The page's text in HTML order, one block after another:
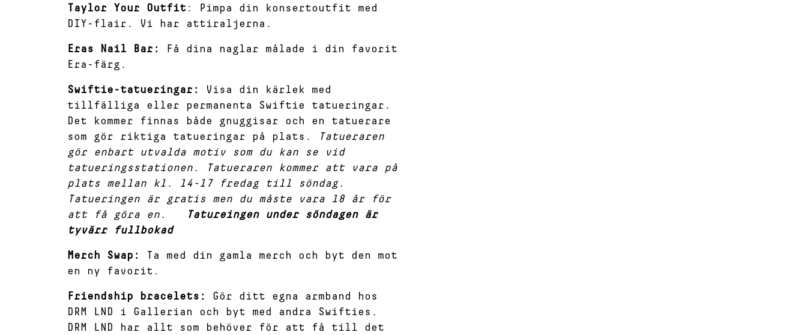
Taylor Your Outfit : Pimpa din konsertoutfit med
DIY-flair. Vi har attiraljerna.
Eras Nail Bar:
Få dina naglar målade i din favorit
Era-färg.
Swiftie-tatueringar:
Visa din kärlek med
tillfälliga eller permanenta Swiftie tatueringar.
Det kommer finnas både gnuggisar och en tatuerare
som gör riktiga tatueringar på plats.
Tatueraren
gör enbart utvalda motiv som du kan se vid
tatueringsstationen. Tatueraren kommer att vara på
plats mellan kl. 14-17 fredag till söndag.
Tatueringen är gratis men du måste vara 18 år för
att få göra en.
Tatureingen under söndagen är
tyvärr fullbokad
Merch Swap:
Ta med din gamla merch och byt den mot
en ny favorit.
Friendship bracelets:
Gör ditt egna armband hos
DRM LND i Gallerian och byt med andra Swifties.
DRM LND har allt som behöver för att få till det